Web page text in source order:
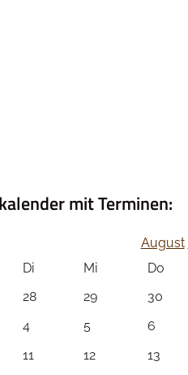
mit Terminen:
August
Di Mi Do
28 29 30
4 5 6
11 12 13